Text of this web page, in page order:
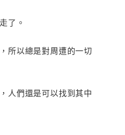
了。
所以總是對周遭的一切
人們還是可以找到其中